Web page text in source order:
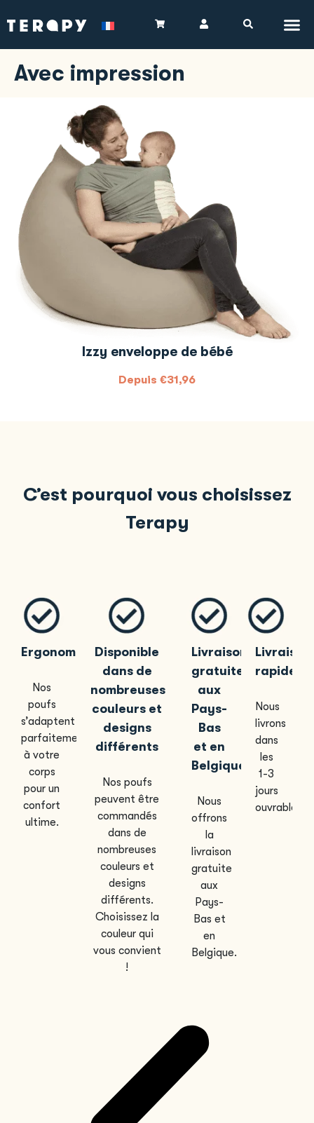
Avec impression
Izzy enveloppe de bébé
Depuis €31,96
C’est pourquoi vous choisissez
Terapy
Ergonomique
Nos
poufs
s’adaptent
parfaitement
à votre
corps
pour un
confort
ultime.
Disponible
dans de
nombreuses
couleurs et
designs
différents
Nos poufs
peuvent être
commandés
dans de
nombreuses
couleurs et
designs
différents.
Choisissez la
couleur qui
vous convient
!
Livraison
gratuite
aux
Pays-
Bas
et en
Belgique
Nous
offrons
la
livraison
gratuite
aux
Pays-
Bas et
en
Belgique.
Livraison
rapide
Nous
livrons
dans
les
1-3
jours
ouvrables.